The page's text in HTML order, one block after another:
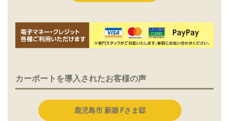
カーポートを導入されたお客様の声
鹿児島市 新築 Fさま邸